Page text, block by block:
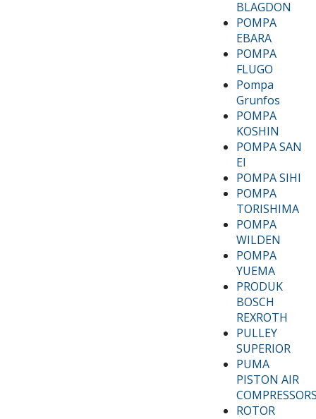
BLAGDON
POMPA
EBARA
POMPA
FLUGO
Pompa
Grunfos
POMPA
KOSHIN
POMPA SAN
EI
POMPA SIHI
POMPA
TORISHIMA
POMPA
WILDEN
POMPA
YUEMA
PRODUK
BOSCH
REXROTH
PULLEY
SUPERIOR
PUMA
PISTON AIR
ROTOR